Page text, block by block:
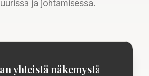
ja johtamisessa.
yhteistä näkemystä